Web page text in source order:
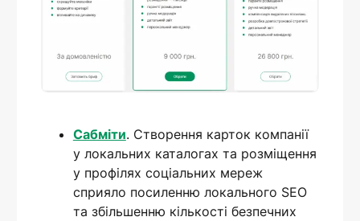
Сабміти. Створення карток компанії
у локальних каталогах та розміщення
у профілях соціальних мереж
сприяло посиленню локального SEO
та збільшенню кількості безпечних